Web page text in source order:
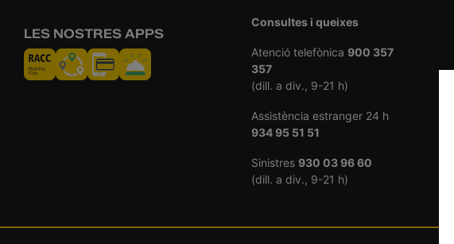
LES NOSTRES APPS
Consultes i queixes
Atenció telefònica 900 357
357
(dill. a div., 9-21 h)
Assistència estranger 24 h
934 95 51 51
Sinistres 930 03 96 60
(dill. a div., 9-21 h)